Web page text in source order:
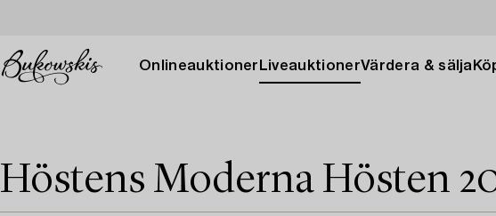
Onlineauktioner LiveauktionerVärdera & sälja
Höstens Moderna Hösten